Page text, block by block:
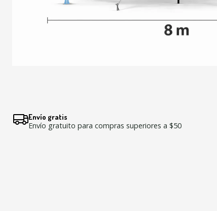
Envío gratis
Envío gratuito para compras superiores a $50